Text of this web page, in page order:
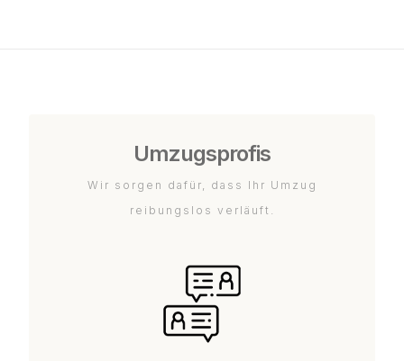
Umzugsprofis
Wir sorgen dafür, dass Ihr Umzug
reibungslos verläuft.